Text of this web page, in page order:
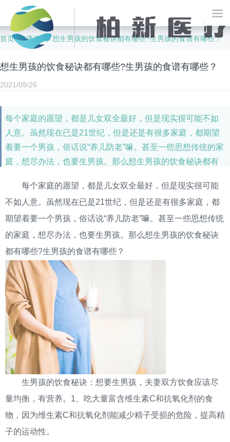
首页/健康资讯 /想生男孩的饮食秘诀都有哪些?生男孩的食谱有哪些？
想生男孩的饮食秘诀都有哪些?生男孩的食谱有哪些？
2021/09/26
每个家庭的愿望，都是儿女双全最好，但是现实很可能不如
人意。虽然现在已是21世纪，但是还是有很多家庭，都期望
着要一个男孩，俗话说“养儿防老”嘛。甚至一些思想传统的家
庭，想尽办法，也要生男孩。那么想生男孩的饮食秘诀都有
每个家庭的愿望，都是儿女双全最好，但是现实很可能
不如人意。虽然现在已是21世纪，但是还是有很多家庭，都
期望着要一个男孩，俗话说“养儿防老”嘛。甚至一些思想传统
的家庭，想尽办法，也要生男孩。那么想生男孩的饮食秘诀
都有哪些?生男孩的食谱有哪些？
生男孩的饮食秘诀：想要生男孩，夫妻双方饮食应该尽
量均衡，有营养。1、吃大量富含维生素C和抗氧化剂的食
物，因为维生素C和抗氧化剂能减少精子受损的危险，提高精
子的运动性。